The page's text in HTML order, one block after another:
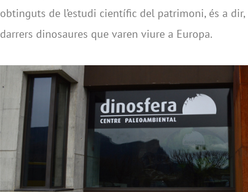
obtinguts de l’estudi científic del patrimoni, és a
darrers dinosaures que varen viure a Europa.